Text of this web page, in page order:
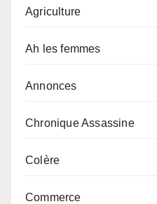
Agriculture
Ah les femmes
Annonces
Chronique Assassine
Colère
Commerce